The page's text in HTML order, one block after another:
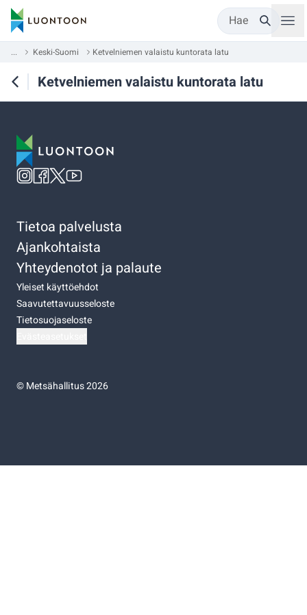
Hae
... Keski-Suomi Ketvelniemen valaistu kuntorata latu
Ketvelniemen valaistu kuntorata latu
Tietoa palvelusta
Ajankohtaista
Yhteydenotot ja palaute
Yleiset käyttöehdot
Saavutettavuusseloste
Tietosuojaseloste
©Metsähallitus 2026